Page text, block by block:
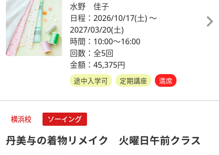
水野 佳子
日程：2026/10/17(土)～
2027/03/20(土)
時間：10:00～16:00
回数：全5回
金額：45,375円
途中入学可 定期講座 満席
横浜校 ソーイング
丹美与の着物リメイク 火曜日午前クラス